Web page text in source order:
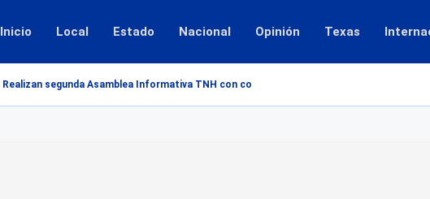
Inicio Local Estado Nacional Opinión Texas
Realizan segunda Asamblea Informativa TNH con colonos afectados por inundaciones